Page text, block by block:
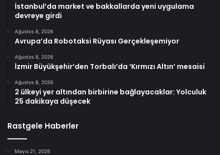
İstanbul’da market ve bakkallarda yeni uygulama
devreye girdi
Ağustos 8, 2026
Avrupa’da Robotaksi Rüyası Gerçekleşemiyor
Ağustos 8, 2026
İzmir Büyükşehir’den Torbalı’da ‘Kırmızı Altın’ mesaisi
Ağustos 8, 2026
2 ülkeyi yer altından birbirine bağlayacaklar: Yolculuk
25 dakikaya düşecek
Rastgele Haberler
Mayıs 21, 2026